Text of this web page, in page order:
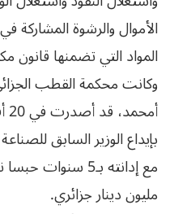
الأموال والرشوة المشاركة
المواد التي تضمنها قانون
وكانت محكمة القطب
بإيداع الوزير السابق
مليون دينار جزائري.